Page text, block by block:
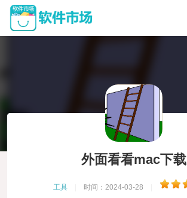
外面看看mac下载
工具 时间：2024-03-28